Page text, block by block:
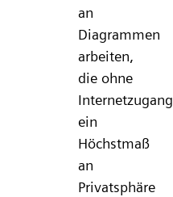
an
Diagrammen
arbeiten,
die ohne
Internetzugang
ein
Höchstmaß
an
Privatsphäre